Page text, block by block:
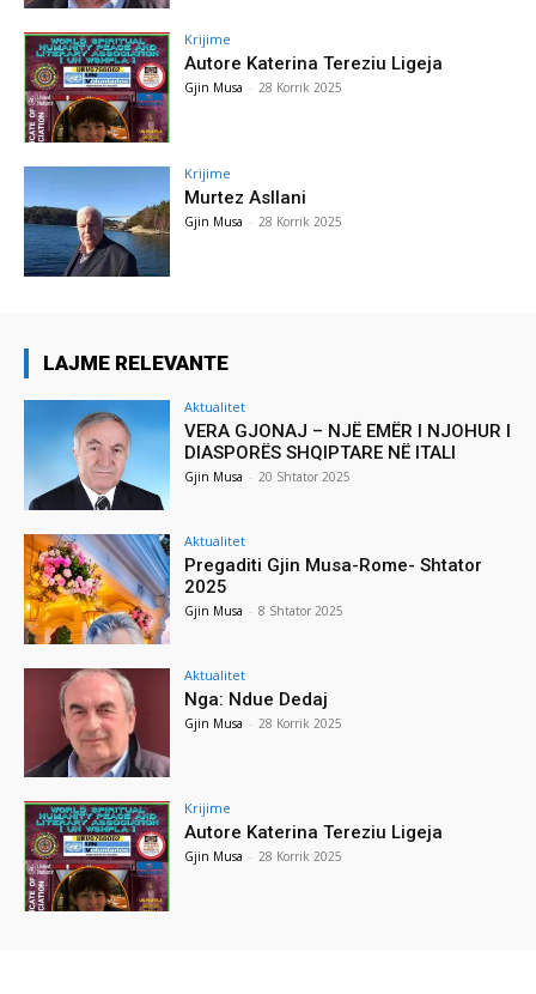
Krijime
Autore Katerina Tereziu Ligeja
Gjin Musa - 28 Korrik 2025
Krijime
Murtez Asllani
Gjin Musa - 28 Korrik 2025
LAJME RELEVANTE
Aktualitet
VERA GJONAJ – NJË EMËR I NJOHUR I
DIASPORËS SHQIPTARE NË ITALI
Gjin Musa - 20 Shtator 2025
Aktualitet
Pregaditi Gjin Musa-Rome- Shtator
2025
Gjin Musa - 8 Shtator 2025
Aktualitet
Nga: Ndue Dedaj
Gjin Musa - 28 Korrik 2025
Krijime
Autore Katerina Tereziu Ligeja
Gjin Musa - 28 Korrik 2025